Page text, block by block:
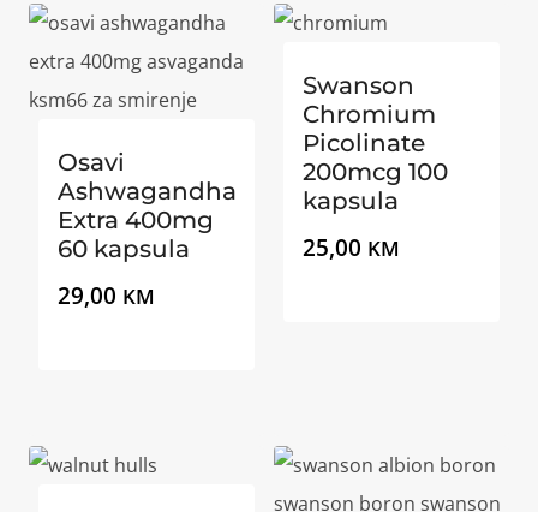
Osavi
Ashwagandha
Extra 400mg
60 kapsula
29,00 KM
Swanson
Chromium
Picolinate
200mcg 100
kapsula
25,00 KM